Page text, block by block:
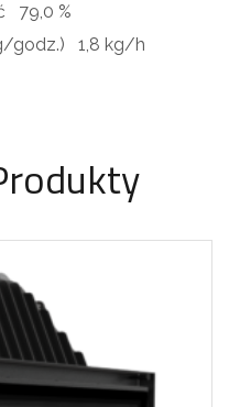
79,0 %
godz.) 1,8 kg/h